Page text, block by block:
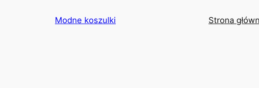
Modne koszulki Strona